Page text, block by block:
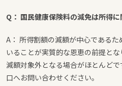
Q： 国民健康保険料の減免は所得
A： 所得割額の減額が中心である
いることが実質的な恩恵の前提と
減額対象外となる場合がほとんど
口へお問い合わせください。